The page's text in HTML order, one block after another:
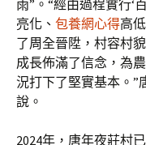
雨”。“經由過程實行‘
亮化、 包養網心得高
了周全晉陞，村容村
成長佈滿了信念，為
況打下了堅實基本。”
說。
2024年，唐年夜莊村